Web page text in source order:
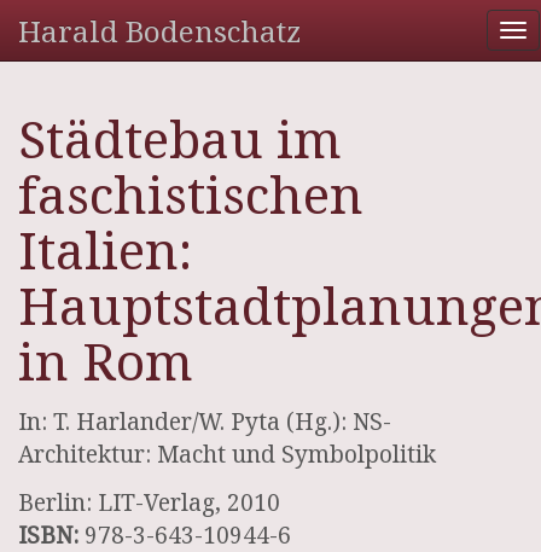
Harald Bodenschatz
Städtebau im
faschistischen
Italien:
in Rom
In: T. Harlander/W. Pyta (Hg.): NS-
Architektur: Macht und Symbolpolitik
Berlin: LIT-Verlag, 2010
ISBN: 978-3-643-10944-6